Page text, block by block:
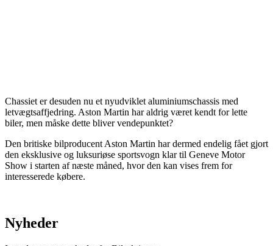
Chassiet er desuden nu et nyudviklet aluminiumschassis med
letvægtsaffjedring. Aston Martin har aldrig været kendt for lette
biler, men måske dette bliver vendepunktet?
Den britiske bilproducent Aston Martin har dermed endelig fået gjort
den eksklusive og luksuriøse sportsvogn klar til Geneve Motor
Show i starten af næste måned, hvor den kan vises frem for
interesserede købere.
Nyheder